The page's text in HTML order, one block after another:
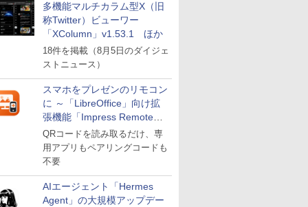
多機能マルチカラム型X（旧
称Twitter）ビューワー
「XColumn」v1.53.1 ほか
18件を掲載（8月5日のダイジェ
ストニュース）
スマホをプレゼンのリモコン
に ～「LibreOffice」向け拡
張機能「Impress Remote」
が公開
QRコードを読み取るだけ、専
用アプリもペアリングコードも
不要
AIエージェント「Hermes
Agent」の大規模アップデー